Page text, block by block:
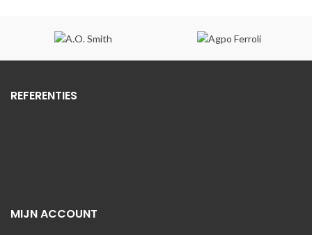
REFERENTIES
MIJN ACCOUNT